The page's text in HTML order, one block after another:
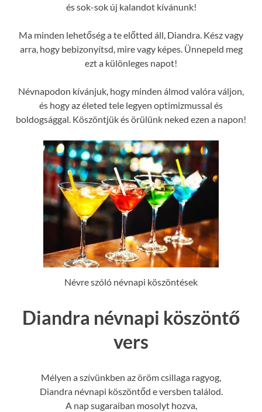
és sok-sok új kalandot kívánunk!
Ma minden lehetőség a te előtted áll, Diandra. Kész vagy
arra, hogy bebizonyítsd, mire vagy képes. Ünnepeld meg
ezt a különleges napot!
Névnapodon kívánjuk, hogy minden álmod valóra váljon,
és hogy az életed tele legyen optimizmussal és
boldogsággal. Köszöntjük és örülünk neked ezen a napon!
Névre szóló névnapi köszöntések
Diandra névnapi köszöntő
vers
Mélyen a szívünkben az öröm csillaga ragyog,
Diandra névnapi köszöntőd e versben találod.
A nap sugaraiban mosolyt hozva,